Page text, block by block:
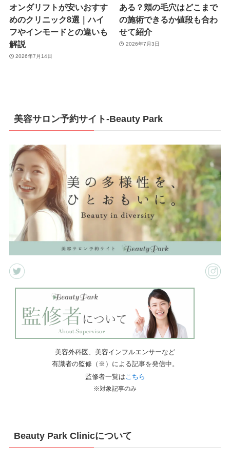
オンダリフトが安いおすす
めのクリニック8選｜ハイ
フやインモードとの違いも
解説
2026年7月14日
ある？頬の毛穴はどこまで
の施術できるか値段も合わ
せて紹介
2026年7月3日
美容サロン予約サイト-Beauty Park
美容外科医、美容インフルエンサーなど
有識者の監修（※）による記事を発信中。
監修者一覧はこちら
※対象記事のみ
Beauty Park Clinicについて